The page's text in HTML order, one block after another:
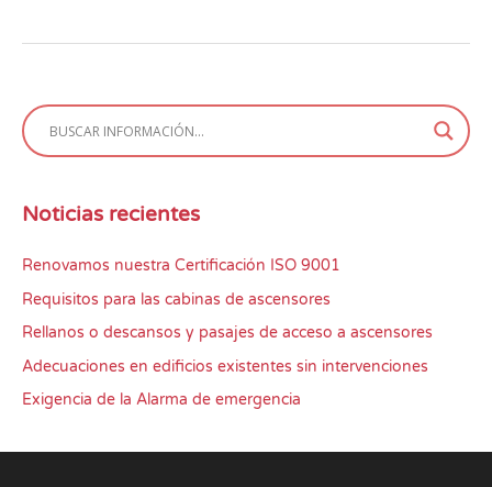
Noticias recientes
Renovamos nuestra Certificación ISO 9001
Requisitos para las cabinas de ascensores
Rellanos o descansos y pasajes de acceso a ascensores
Adecuaciones en edificios existentes sin intervenciones
Exigencia de la Alarma de emergencia